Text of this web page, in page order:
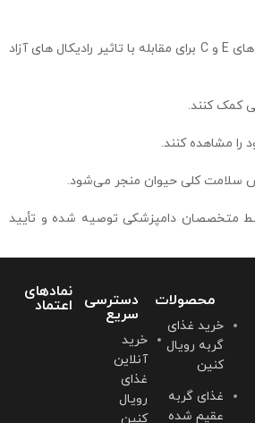
هر محصول در این دسته بندی با تکیه بر تحقیقات علمی پیشرفته تولید شده است بر اساس این تحقیقات با اضافه کردن تورین، ویتامین های E و C برای مقابله با تاثیر رادیکال های آزاد
کمک کنند.
سلامت کلی حیوان منجر می‌شود.
متخصصان دامپزشکی توصیه شده و تأیید
محصولات
خرید غذای
گربه رویال
کنین
غذای گربه
عقیم شده
دسترسی
سریع
خرید
آنلاین
غذای
رویال
کنین
نمادهای
اعتماد